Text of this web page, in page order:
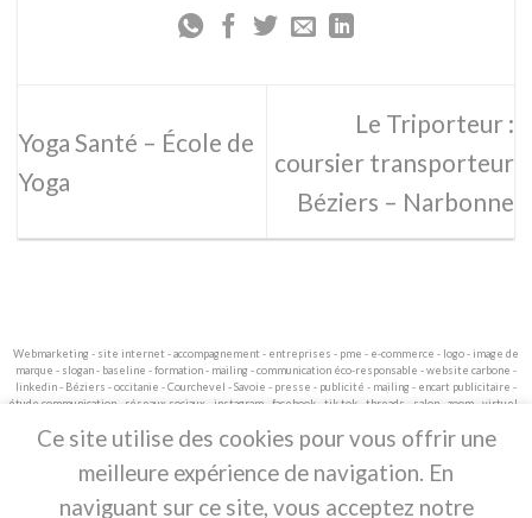
Yoga Santé – École de
Yoga
Le Triporteur :
coursier transporteur
Béziers – Narbonne
Webmarketing - site internet - accompagnement - entreprises - pme - e-commerce - logo - image de
marque - slogan - baseline - formation - mailing - communication éco-responsable - website carbone -
linkedin - Béziers - occitanie - Courchevel - Savoie - presse - publicité - mailing - encart publicitaire -
étude communication - réseaux sociaux - instagram - facebook - tik tok - threads - salon - zoom - virtuel -
. L'agence Ocsite Communication est fière de
vous proposer un site responsable
Ce site utilise des cookies pour vous offrir une
meilleure expérience de navigation. En
naviguant sur ce site, vous acceptez notre